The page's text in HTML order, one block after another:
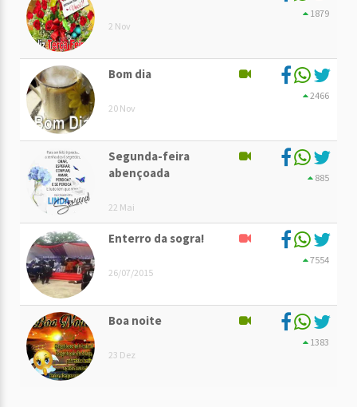
2 Nov
1879
Bom dia
20 Nov
2466
Segunda-feira
abençoada
22 Mai
885
Enterro da sogra!
26/07/2015
7554
Boa noite
23 Dez
1383